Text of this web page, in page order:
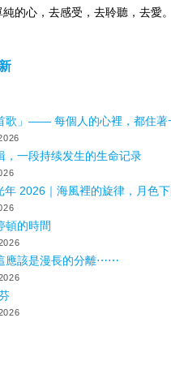
的心，去感受，去聆聽，去愛。
歌」—— 每個人的心裡，都住著
，一段持续发生的生命记录
年 2026｜海風裡的旋律，月色
頓的時間
應該是漫長的分離⋯⋯